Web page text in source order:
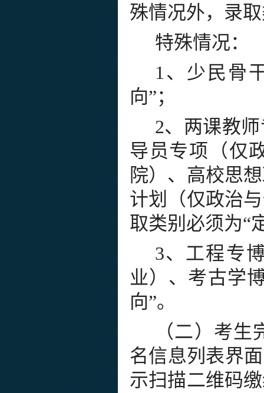
殊情况外，录
特殊情况：
1、少民骨
向”；
2、两课教
导员专项（仅
院）、高校思
计划（仅政治
取类别必须为“
3、工程专
业）、考古学
向”。
（二） 考生
名信息列表界
示扫描二维码